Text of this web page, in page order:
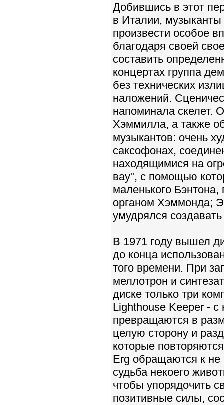
Добившись в этот
в Италии, музыканты
произвести особое
благодаря своей
составить
концертах группа
без технических
наложений.
напоминала скелет.
Хэммилла, а также
музыкантов: очень
саксофонах,
находящимися на
вау", с помощью
маленького Бэнтона,
органом Хэммонда;
умудрялся
В 1971 году вышел
до конца
того времени. При
меллотрон и
диске только три
Lighthouse Keeper -
превращаются в
целую сторону и
которые
Erg обращаются к не
судьба некоего
чтобы упорядочить
позитивные силы,